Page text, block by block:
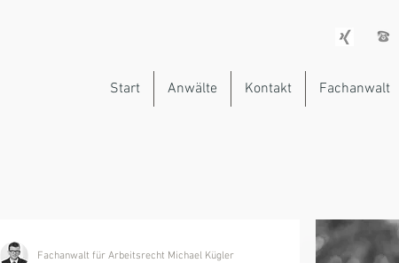
Start Anwälte Kontakt Fachanwalt
Fachanwalt für Arbeitsrecht Michael Kügler